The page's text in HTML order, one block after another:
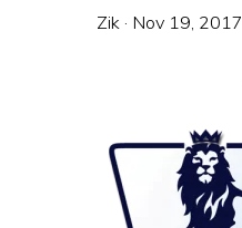
Zik · Nov 19, 2017